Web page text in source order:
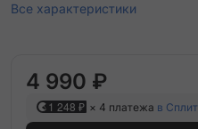
Все характеристики
4 990 ₽
1 248 ₽ × 4 платежа в Сплит